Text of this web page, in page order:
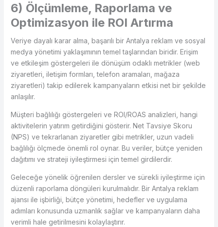
6) Ölçümleme, Raporlama ve
Optimizasyon ile ROI Artırma
Veriye dayalı karar alma, başarılı bir Antalya reklam ve sosyal
medya yönetimi yaklaşımının temel taşlarından biridir. Erişim
ve etkileşim göstergeleri ile dönüşüm odaklı metrikler (web
ziyaretleri, iletişim formları, telefon aramaları, mağaza
ziyaretleri) takip edilerek kampanyaların etkisi net bir şekilde
anlaşılır.
Müşteri bağlılığı göstergeleri ve ROI/ROAS analizleri, hangi
aktivitelerin yatırım getirdiğini gösterir. Net Tavsiye Skoru
(NPS) ve tekrarlanan ziyaretler gibi metrikler, uzun vadeli
bağlılığı ölçmede önemli rol oynar. Bu veriler, bütçe yeniden
dağıtımı ve strateji iyileştirmesi için temel girdilerdir.
Geleceğe yönelik öğrenilen dersler ve sürekli iyileştirme için
düzenli raporlama döngüleri kurulmalıdır. Bir Antalya reklam
ajansı ile işbirliği, bütçe yönetimi, hedefler ve uygulama
adımları konusunda uzmanlık sağlar ve kampanyaların daha
verimli hale getirilmesini kolaylaştırır.